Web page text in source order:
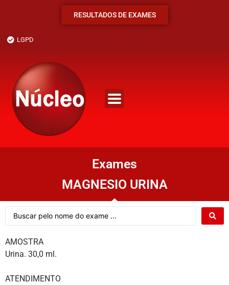
RESULTADOS DE EXAMES
LGPD
Exames
MAGNESIO URINA
AMOSTRA
Urina. 30,0 ml.
ATENDIMENTO